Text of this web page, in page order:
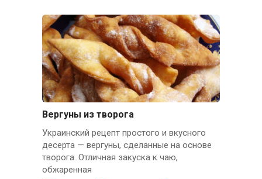
Вергуны из творога
Украинский рецепт простого и вкусного
десерта — вергуны, сделанные на основе
творога. Отличная закуска к чаю,
обжаренная